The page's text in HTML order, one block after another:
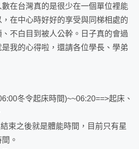
在台灣真的是很少在一個單位裡能
在中心時好好的享受與同梯相處的
不白目到被人公幹。日子真的會過
我的心得啦，還請各位學長、學弟
冬令起床時間)~~06:20==>起床、
束之後就是體能時間，目前只有星
。